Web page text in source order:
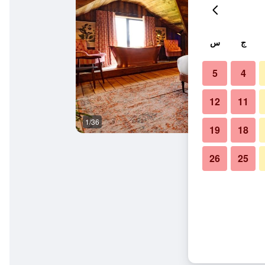
1/36
ج س
4
5
11
12
18
19
25
26